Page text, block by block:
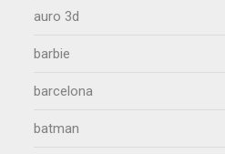
auro 3d
barbie
barcelona
batman